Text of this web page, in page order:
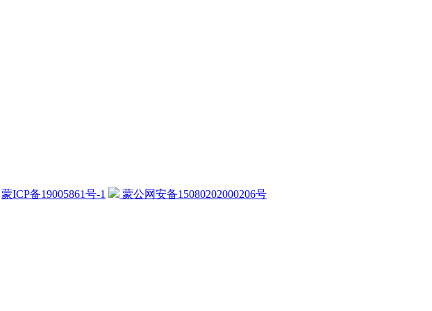
蒙ICP备19005861号-1 蒙公网安备15080202000206号